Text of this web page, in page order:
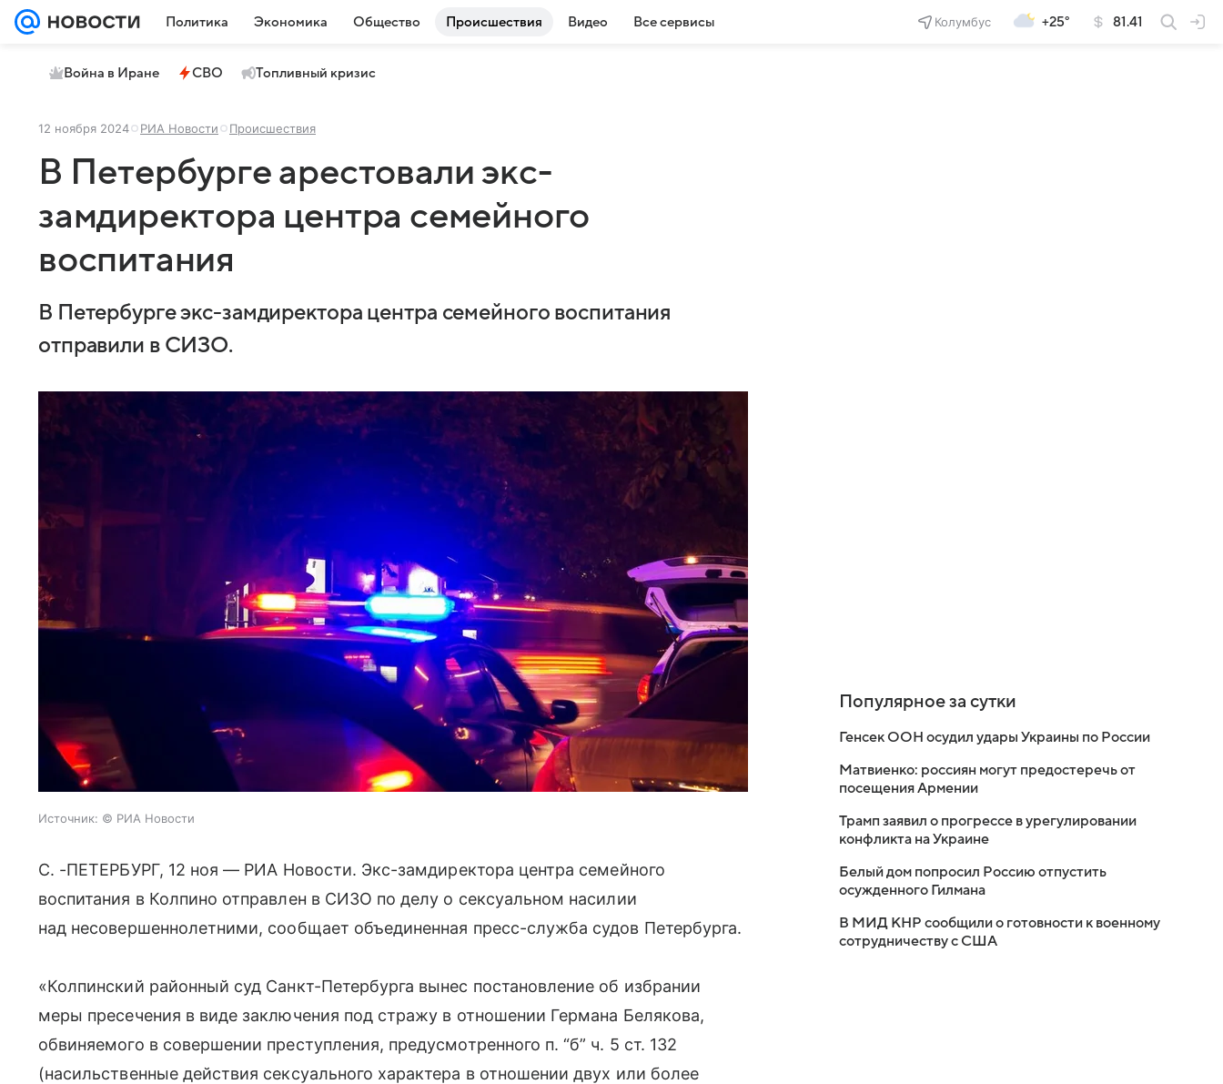
Политика Экономика Общество Происшествия Видео Все сервисы Колумбус +25° 81.41
Война в Иране СВО Топливный кризис
12 ноября 2024 РИА Новости Происшествия
В Петербурге арестовали экс-
замдиректора центра семейного
воспитания
В Петербурге экс-замдиректора центра семейного воспитания
отправили в СИЗО.
Источник: © РИА Новости
С. -ПЕТЕРБУРГ, 12 ноя — РИА Новости. Экс-замдиректора центра семейного
воспитания в Колпино отправлен в СИЗО по делу о сексуальном насилии
над несовершеннолетними, сообщает объединенная пресс-служба судов Петербурга.
«Колпинский районный суд Санкт-Петербурга вынес постановление об избрании
меры пресечения в виде заключения под стражу в отношении Германа Белякова,
обвиняемого в совершении преступления, предусмотренного п. “б” ч. 5 ст. 132
(насильственные действия сексуального характера в отношении двух или более
Популярное за сутки
Генсек ООН осудил удары Украины по России
Матвиенко: россиян могут предостеречь от
посещения Армении
Трамп заявил о прогрессе в урегулировании
конфликта на Украине
Белый дом попросил Россию отпустить
осужденного Гилмана
В МИД КНР сообщили о готовности к военному
сотрудничеству с США